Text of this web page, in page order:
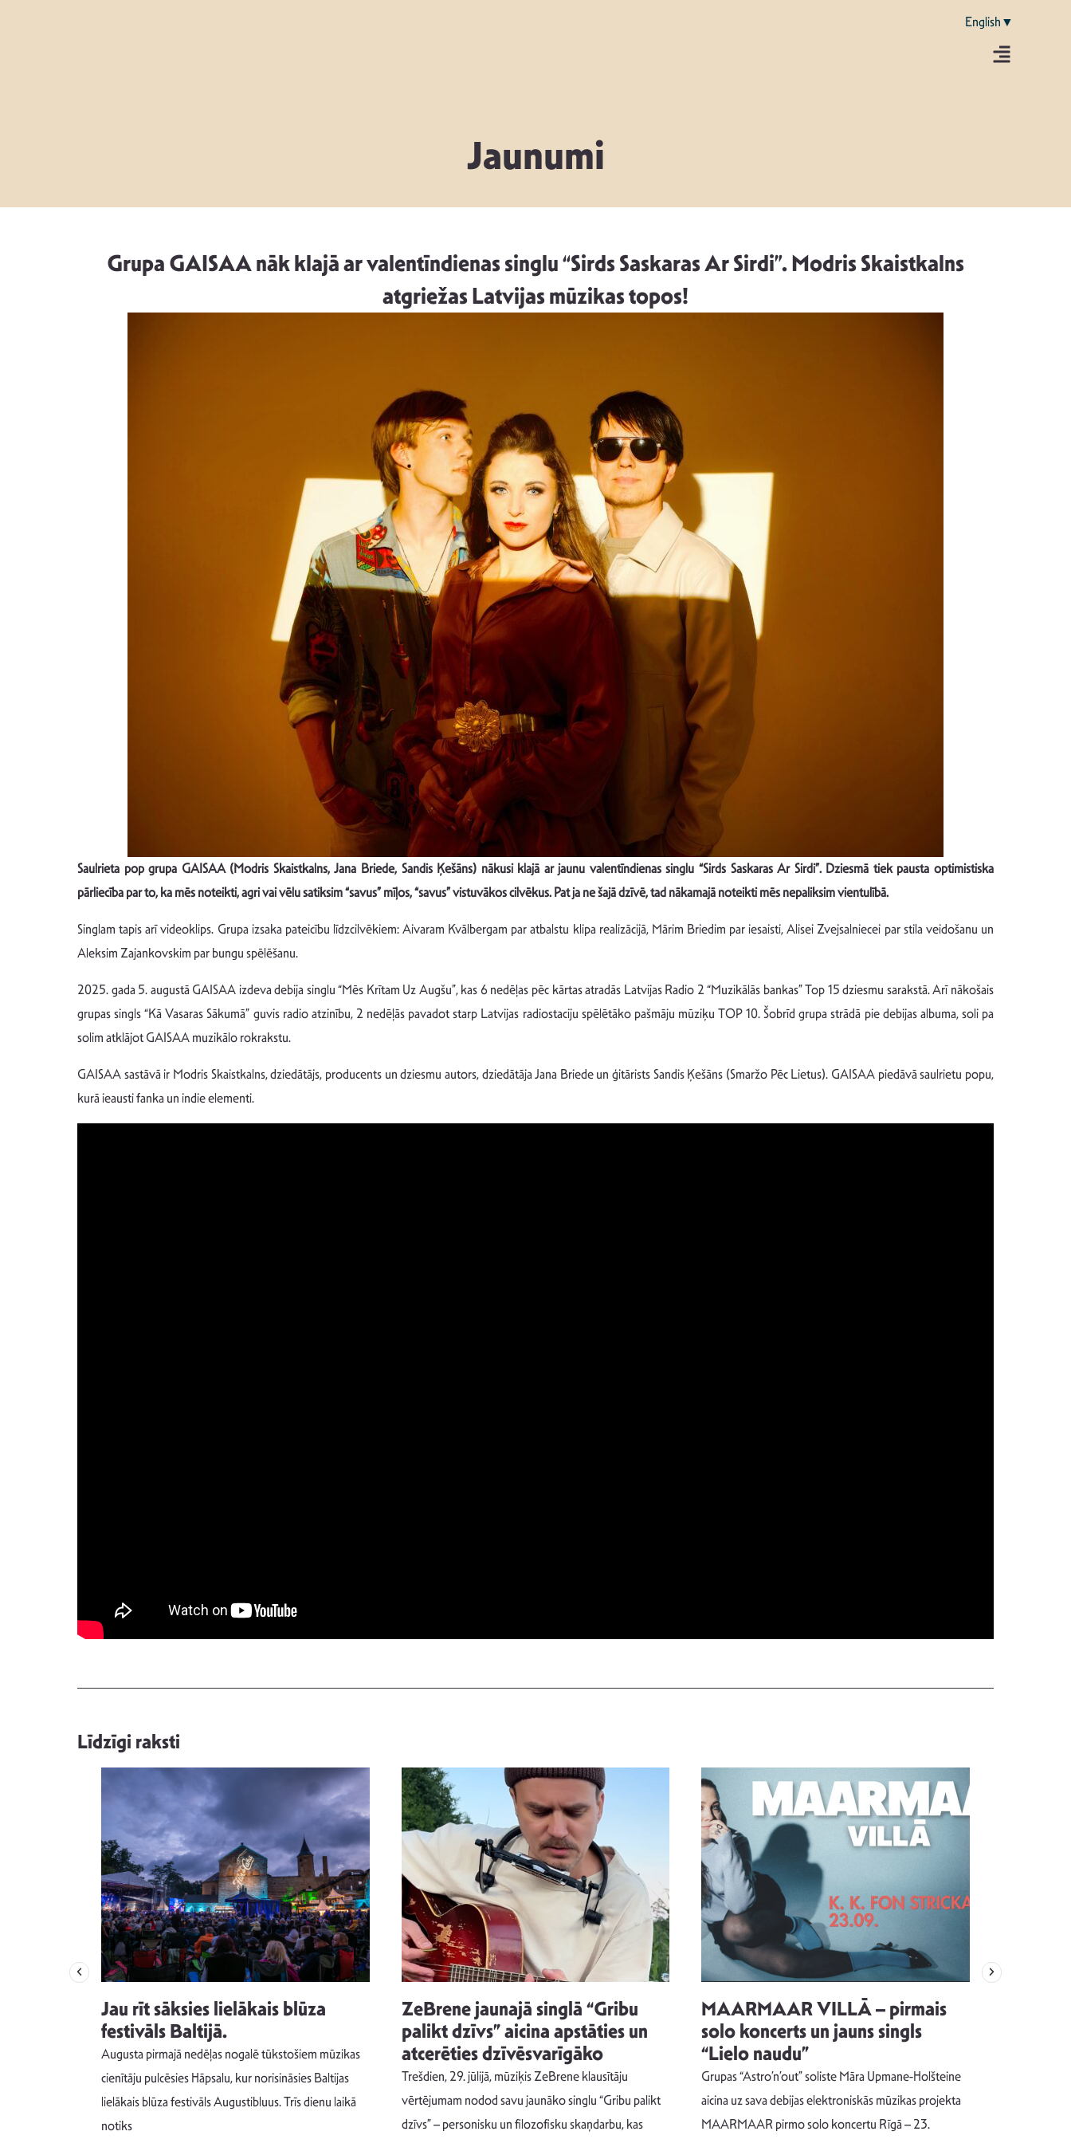
English▼
Jaunumi
Grupa GAISAA nāk klajā ar valentīndienas singlu “Sirds Saskaras Ar Sirdi”. Modris Skaistkalns
atgriežas Latvijas mūzikas topos!
Saulrieta pop grupa GAISAA (Modris Skaistkalns, Jana Briede, Sandis Ķešāns) nākusi klajā ar jaunu valentīndienas singlu “Sirds Saskaras Ar Sirdi”. Dziesmā tiek pausta optimistiska
pārliecība par to, ka mēs noteikti, agri vai vēlu satiksim “savus” mīļos, “savus” vistuvākos cilvēkus. Pat ja ne šajā dzīvē, tad nākamajā noteikti mēs nepaliksim vientulībā.
Singlam tapis arī videoklips. Grupa izsaka pateicību līdzcilvēkiem: Aivaram Kvālbergam par atbalstu klipa realizācijā, Mārim Briedim par iesaisti, Alisei Zvejsalniecei par stila veidošanu un
Aleksim Zajankovskim par bungu spēlēšanu.
2025. gada 5. augustā GAISAA izdeva debija singlu “Mēs Krītam Uz Augšu”, kas 6 nedēļas pēc kārtas atradās Latvijas Radio 2 “Muzikālās bankas” Top 15 dziesmu sarakstā. Arī nākošais
grupas singls “Kā Vasaras Sākumā” guvis radio atzinību, 2 nedēļās pavadot starp Latvijas radiostaciju spēlētāko pašmāju mūziķu TOP 10. Šobrīd grupa strādā pie debijas albuma, soli pa
solim atklājot GAISAA muzikālo rokrakstu.
GAISAA sastāvā ir Modris Skaistkalns, dziedātājs, producents un dziesmu autors, dziedātāja Jana Briede un ģitārists Sandis Ķešāns (Smaržo Pēc Lietus). GAISAA piedāvā saulrietu popu,
kurā ieausti fanka un indie elementi.
Līdzīgi raksti
Jau rīt sāksies lielākais blūza
festivāls Baltijā.
Augusta pirmajā nedēļas nogalē tūkstošiem mūzikas
cienītāju pulcēsies Hāpsalu, kur norisināsies Baltijas
lielākais blūza festivāls Augustibluus. Trīs dienu laikā
notiks
ZeBrene jaunajā singlā “Gribu
palikt dzīvs” aicina apstāties un
atcerēties dzīvēsvarīgāko
Trešdien, 29. jūlijā, mūziķis ZeBrene klausītāju
vērtējumam nodod savu jaunāko singlu “Gribu palikt
dzīvs” – personisku un filozofisku skaņdarbu, kas
MAARMAAR VILLĀ – pirmais
solo koncerts un jauns singls
“Lielo naudu”
Grupas “Astro’n’out” soliste Māra Upmane-Holšteine
aicina uz sava debijas elektroniskās mūzikas projekta
MAARMAAR pirmo solo koncertu Rīgā – 23.